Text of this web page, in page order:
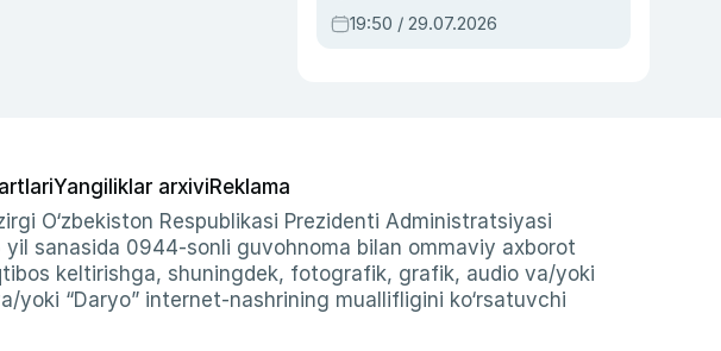
qahramon — Ukraina
armiyasi bosh
19:50 / 29.07.2026
Yangiliklar arxiviReklama
O‘zbekiston Respublikasi Prezidenti Administratsiyasi
sanasida 0944-sonli guvohnoma bilan ommaviy axborot
keltirishga, shuningdek, fotografik, grafik, audio va/yoki
yoki “Daryo” internet-nashrining muallifligini ko‘rsatuvchi